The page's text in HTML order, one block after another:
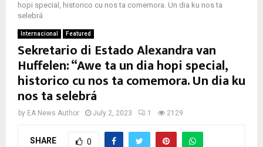
hopi special, historico cu nos ta comemora. Un dia ku nos ta
selebrá
Internacional Featured
Sekretario di Estado Alexandra van
Huffelen: “Awe ta un dia hopi special,
historico cu nos ta comemora. Un dia ku
nos ta selebrá
by EA News Author July 2, 2023 1 2129
SHARE 0